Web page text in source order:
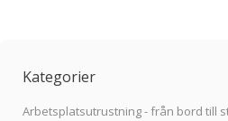
Kategorier
Arbetsplatsutrustning - från bord till